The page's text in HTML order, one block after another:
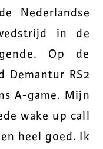
Nederlandse
in de
Op de
Demantur RS2
A-game. Mijn
wake up call
heel goed. Ik